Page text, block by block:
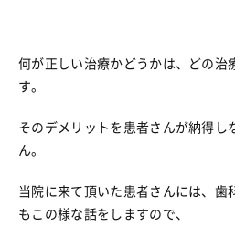
何が正しい治療かどうかは、どの治
す。
そのデメリットを患者さんが納得し
ん。
当院に来て頂いた患者さんには、歯
もこの様な話をしますので、